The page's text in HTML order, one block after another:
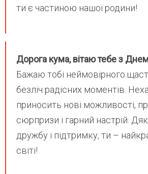
ти є частиною нашої родини!
Дорога кума, вітаю тебе з
Бажаю тобі неймовірного
безліч радісних моментів.
приносить нові можливості,
сюрпризи і гарний настрій.
дружбу і підтримку, ти –
світі!